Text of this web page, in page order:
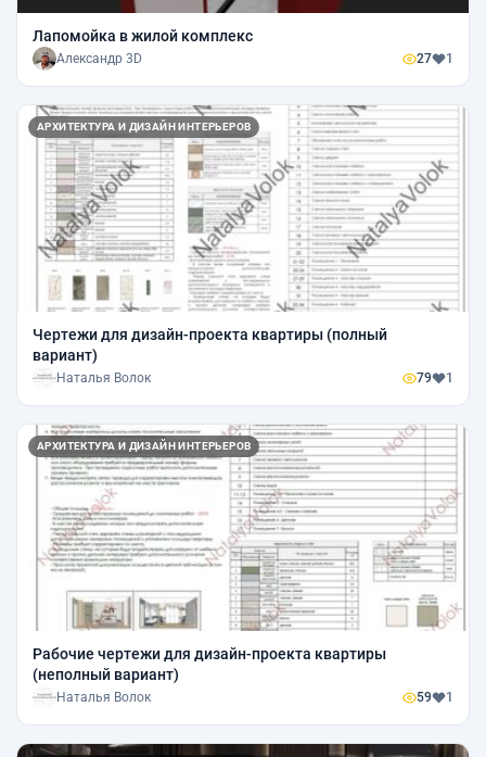
Лапомойка в жилой комплекс
Александр 3D 27 1
АРХИТЕКТУРА И ДИЗАЙН ИНТЕРЬЕРОВ
Чертежи для дизайн-проекта квартиры (полный
вариант)
Наталья Волок 79 1
АРХИТЕКТУРА И ДИЗАЙН ИНТЕРЬЕРОВ
Рабочие чертежи для дизайн-проекта квартиры
(неполный вариант)
Наталья Волок 59 1